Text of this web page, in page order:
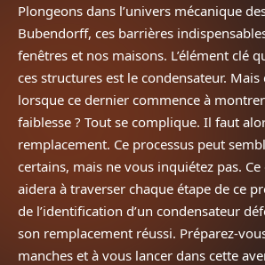
Plongeons dans l’univers mécanique
Bubendorff, ces barrières
fenêtres et nos maisons. L’élément clé
ces structures est le condensateur. Mais
lorsque ce dernier commence à
faiblesse ? Tout se complique. Il faut
remplacement. Ce processus peut
certains, mais ne vous inquiétez pas.
aidera à traverser chaque étape de ce
de l’identification d’un condensateur
son remplacement réussi. Préparez-
manches et à vous lancer dans cette